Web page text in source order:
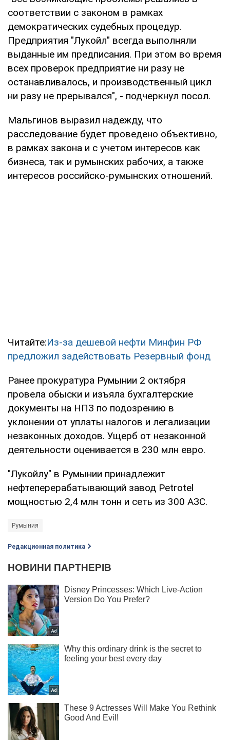
соответствии с законом в рамках
демократических судебных процедур.
Предприятия "Лукойл" всегда выполняли
выданные им предписания. При этом во время
всех проверок предприятие ни разу не
останавливалось, и производственный цикл
ни разу не прерывался", - подчеркнул посол.
Мальгинов выразил надежду, что
расследование будет проведено объективно,
в рамках закона и с учетом интересов как
бизнеса, так и румынских рабочих, а также
интересов российско-румынских отношений.
Читайте:Из-за дешевой нефти Минфин РФ
предложил задействовать Резервный фонд
Ранее прокуратура Румынии 2 октября
провела обыски и изъяла бухгалтерские
документы на НПЗ по подозрению в
уклонении от уплаты налогов и легализации
незаконных доходов. Ущерб от незаконной
деятельности оценивается в 230 млн евро.
"Лукойлу" в Румынии принадлежит
нефтеперерабатывающий завод Petrotel
мощностью 2,4 млн тонн и сеть из 300 АЗС.
Румыния
Редакционная политика